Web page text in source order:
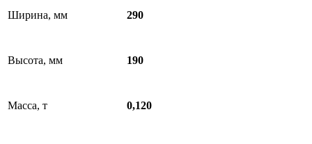
Ширина, мм 290
Высота, мм 190
Масса, т 0,120